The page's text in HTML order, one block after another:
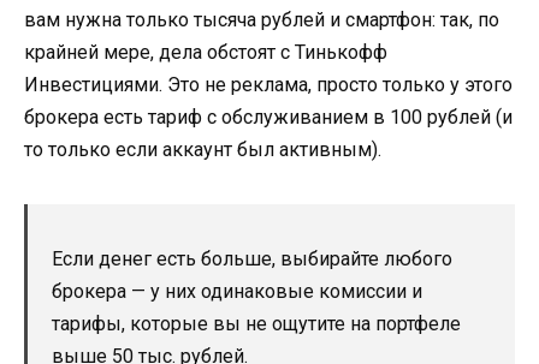
вам нужна только тысяча рублей и смартфон: так, по
крайней мере, дела обстоят с Тинькофф
Инвестициями. Это не реклама, просто только у этого
брокера есть тариф с обслуживанием в 100 рублей (и
то только если аккаунт был активным).
Если денег есть больше, выбирайте любого
брокера — у них одинаковые комиссии и
тарифы, которые вы не ощутите на портфеле
выше 50 тыс. рублей.